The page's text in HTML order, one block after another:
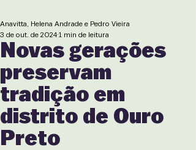
Novas gerações
preservam
tradição em
distrito de Ouro
Preto
Anavitta, Helena Andrade e Pedro Vieira
3 de out. de 2024 1 min de leitura